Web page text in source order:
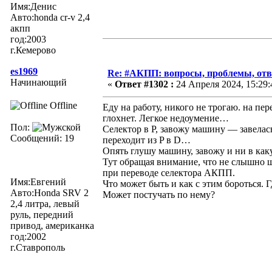
Имя:Денис
Авто:honda cr-v 2,4
акпп
год:2003
г.Кемерово
es1969
Начинающий
Offline
Пол:
Сообщений: 19
Имя:Евгений
Авто:Honda SRV 2
2,4 литра, левый
руль, передний
привод, американка
год:2002
г.Ставрополь
Re: #АКПП: вопросы, проблемы,
« Ответ #1302 : 24 Апреля 2024,
Еду на работу, никого не трогаю. на
глохнет. Легкое недоумение…
Селектор в Р, завожу машину —
переходит из P в D…
Опять глушу машину, завожу и ни в
Тут обращая внимание, что не слышно
при переводе селектора АКПП.
Что может быть и как с этим бороться.
Может постучать по нему?